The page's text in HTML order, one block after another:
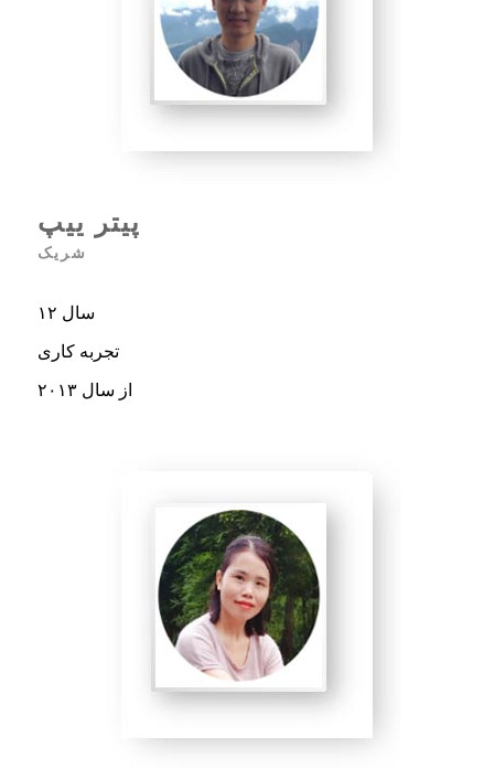
پیتر ییپ
شریک
۱۲ سال
تجربه کاری
از سال ۲۰۱۳